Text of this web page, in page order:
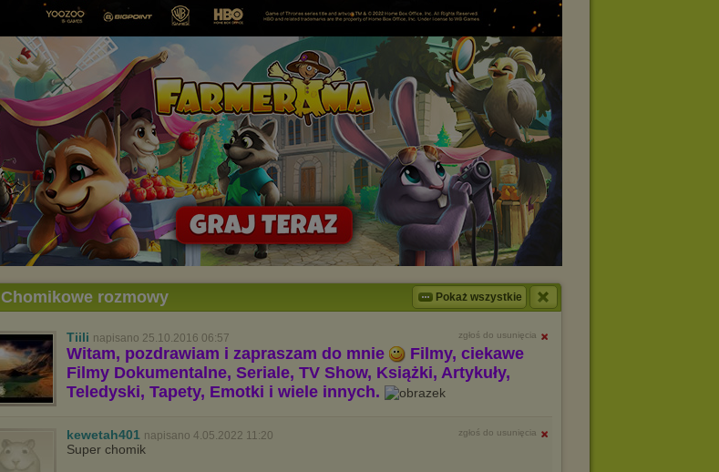
Chomikowe rozmowy Pokaż wszystkie
Tiili napisano 25.10.2016 06:57 zgłoś do usunięcia
Witam, pozdrawiam i zapraszam do mnie
Filmy, ciekawe
Filmy Dokumentalne, Seriale, TV Show, Książki, Artykuły,
Teledyski, Tapety, Emotki i wiele innych.
kewetah401 napisano 4.05.2022 11:20 zgłoś do usunięcia
Super chomik